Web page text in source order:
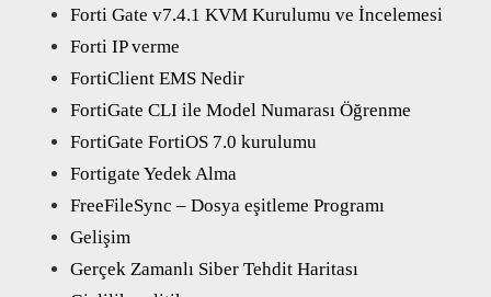
Forti Gate v7.4.1 KVM Kurulumu ve İncelemesi
Forti IP verme
FortiClient EMS Nedir
FortiGate CLI ile Model Numarası Öğrenme
FortiGate FortiOS 7.0 kurulumu
Fortigate Yedek Alma
FreeFileSync – Dosya eşitleme Programı
Gelişim
Gerçek Zamanlı Siber Tehdit Haritası